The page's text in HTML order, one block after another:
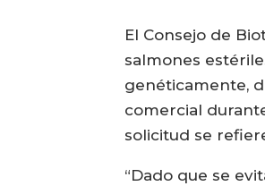
El Consejo de
salmones
genéticamente,
comercial
solicitud se
“Dado que se